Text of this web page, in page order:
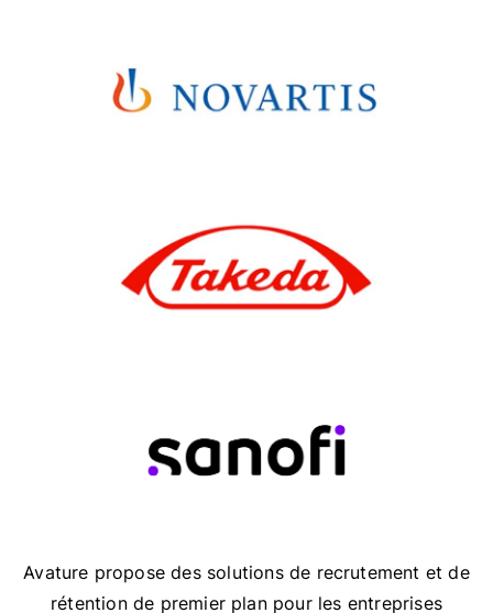
Avature propose des solutions de recrutement et de
rétention de premier plan pour les entreprises